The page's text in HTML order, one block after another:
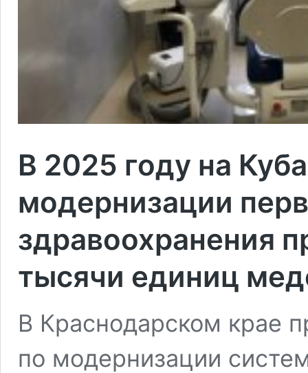
В 2025 году на
модернизации
здравоохранения
тысячи единиц
В Краснодарском крае
по модернизации